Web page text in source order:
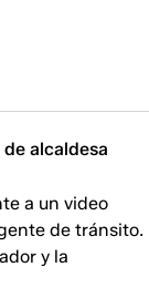
alcaldesa
a un video
de tránsito.
y la